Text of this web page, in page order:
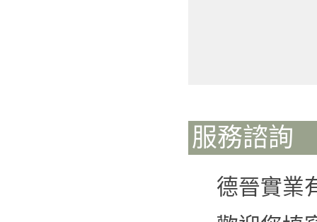
服務諮詢
德晉實業